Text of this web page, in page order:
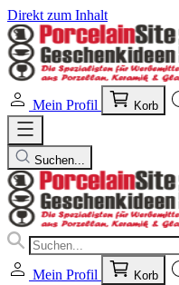
Direkt zum Inhalt
Mein Profil Korb
Suchen...
Mein Profil Korb